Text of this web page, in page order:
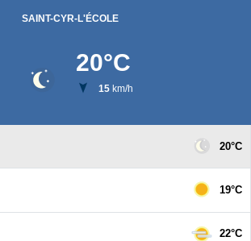
SAINT-CYR-L'ÉCOLE
20°C
15km/h
20°C
19°C
22°C